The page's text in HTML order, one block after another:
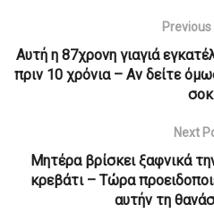
Αυτή η 87χρονη γιαγιά
πριν 10 χρόνια – Αν δείτε
σοκ
Next
Μητέρα βρίσκει ξαφνικά
κρεβάτι – Τώρα
αυτήν τη